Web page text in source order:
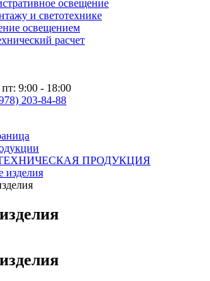
освещение
и светотехнике
освещением
расчет
9:00 - 18:00
203-84-88
ПРОДУКЦИЯ